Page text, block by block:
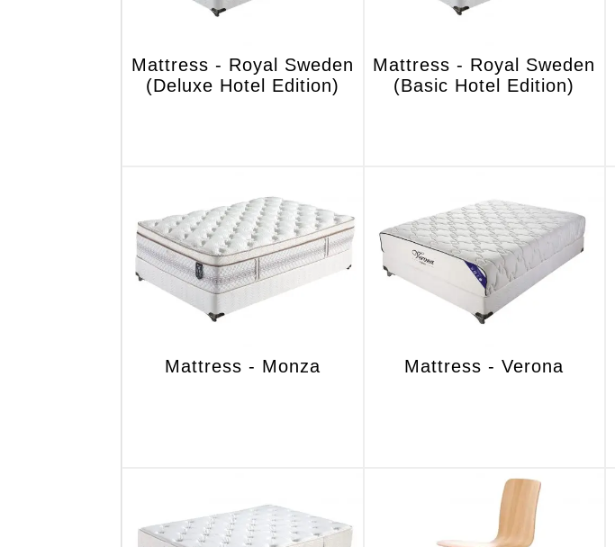
Mattress - Royal Sweden
(Deluxe Hotel Edition)
Mattress - Royal Sweden
(Basic Hotel Edition)
Mattress - Monza Mattress - Verona